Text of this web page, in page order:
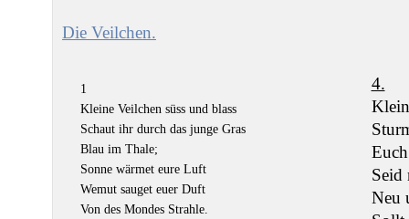
Die Veilchen.
1
Kleine Veilchen süss und blass
Schaut ihr durch das junge Gras
Blau im Thale;
Sonne wärmet eure Luft
Wemut sauget euer Duft
Von des Mondes Strahle.
4.
Seid
Neu